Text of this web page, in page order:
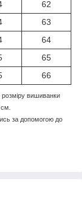
62
63
64
65
66
вишиванки
за допомогою до